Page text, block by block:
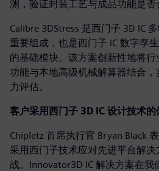
测，验证封装工艺与成品功能是否
Calibre 3DStress 是西门子 3D IC
重要组成，也是西门子 IC 数字孪
的基础模块。该方案创新性地将行
功能与本地高级机械解算器结合，
力评估。
客户采用西门子 3D IC 设计技术的
Chipletz 首席执行官 Bryan Black
采用西门子技术应对先进平台解
战。Innovator3D IC 解决方案在